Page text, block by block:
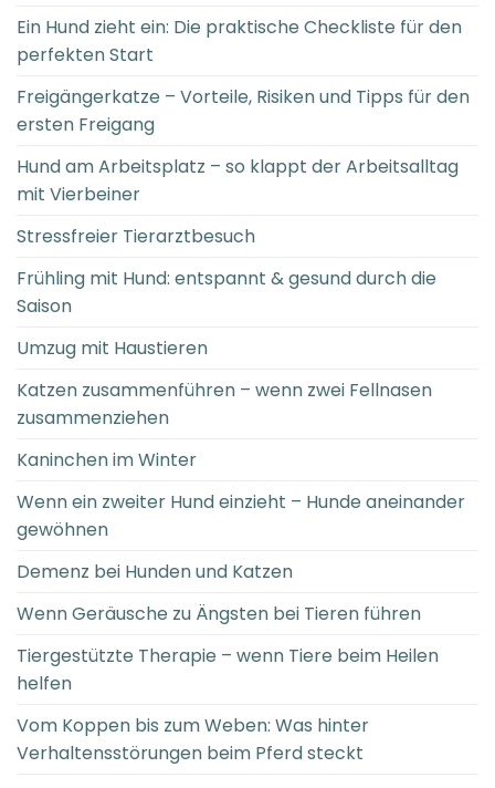
Ein Hund zieht ein: Die praktische Checkliste für den
perfekten Start
Freigängerkatze – Vorteile, Risiken und Tipps für den
ersten Freigang
Hund am Arbeitsplatz – so klappt der Arbeitsalltag
mit Vierbeiner
Stressfreier Tierarztbesuch
Frühling mit Hund: entspannt & gesund durch die
Saison
Umzug mit Haustieren
Katzen zusammenführen – wenn zwei Fellnasen
zusammenziehen
Kaninchen im Winter
Wenn ein zweiter Hund einzieht – Hunde aneinander
gewöhnen
Demenz bei Hunden und Katzen
Wenn Geräusche zu Ängsten bei Tieren führen
Tiergestützte Therapie – wenn Tiere beim Heilen
helfen
Vom Koppen bis zum Weben: Was hinter
Verhaltensstörungen beim Pferd steckt